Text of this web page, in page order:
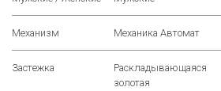
Механизм Механика Автомат
Застежка
Раскладывающаяся
золотая